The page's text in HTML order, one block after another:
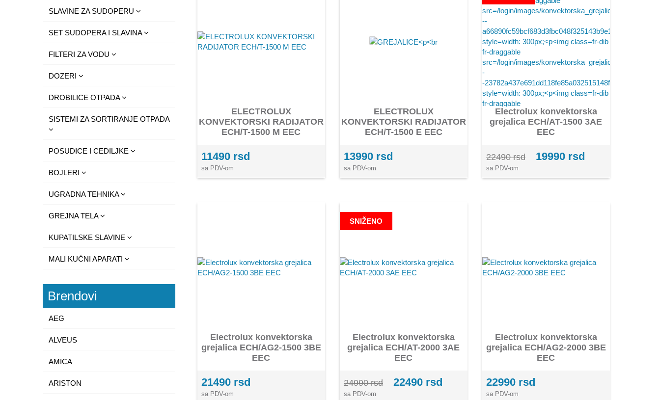
SLAVINE ZA SUDOPERU
SET SUDOPERA I SLAVINA
FILTERI ZA VODU
DOZERI
DROBILICE OTPADA
SISTEMI ZA SORTIRANJE OTPADA
POSUDICE I CEDILJKE
BOJLERI
UGRADNA TEHNIKA
GREJNA TELA
KUPATILSKE SLAVINE
MALI KUĆNI APARATI
Brendovi
AEG
ALVEUS
AMICA
ARISTON
ELECTROLUX
KONVEKTORSKI RADIJATOR
ECH/T-1500 M EEC
11490 rsd
sa PDV-om
ELECTROLUX
KONVEKTORSKI RADIJATOR
ECH/T-1500 E EEC
13990 rsd
sa PDV-om
Electrolux konvektorska
grejalica ECH/AT-1500 3AE
EEC
22490 rsd 19990 rsd
sa PDV-om
Electrolux konvektorska
grejalica ECH/AG2-1500 3BE
EEC
21490 rsd
sa PDV-om
SNIŽENO
Electrolux konvektorska
grejalica ECH/AT-2000 3AE
EEC
24990 rsd 22490 rsd
sa PDV-om
Electrolux konvektorska
grejalica ECH/AG2-2000 3BE
EEC
22990 rsd
sa PDV-om